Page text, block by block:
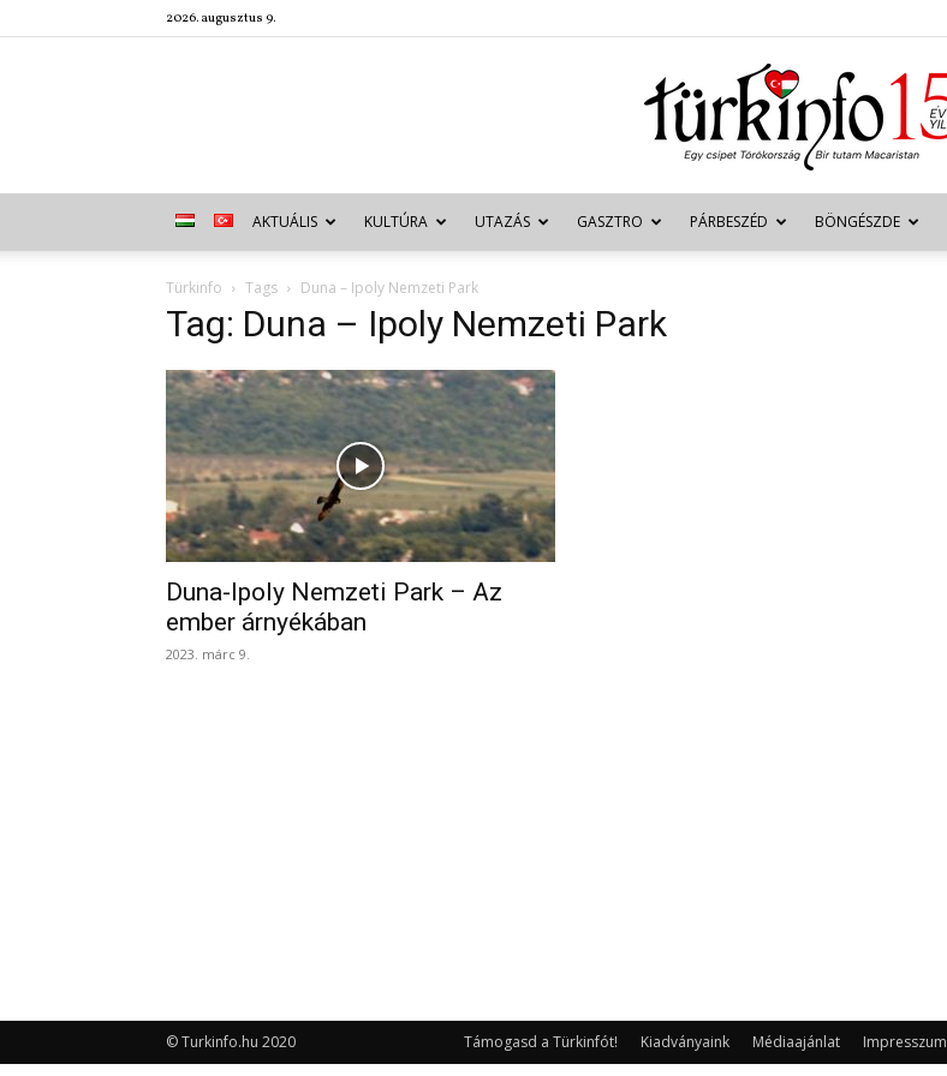
2026. augusztus 9.
Türkinfo
AKTUÁLIS KULTÚRA UTAZÁS GASZTRO PÁRBESZÉD BÖNGÉSZDE
Türkinfo Tags Duna – Ipoly Nemzeti Park
Tag: Duna – Ipoly Nemzeti Park
Duna-Ipoly Nemzeti Park – Az
ember árnyékában
2023. márc 9.
Támogasd a Türkinfót! Kiadványaink Médiaajánlat Impresszum
© Turkinfo.hu 2020